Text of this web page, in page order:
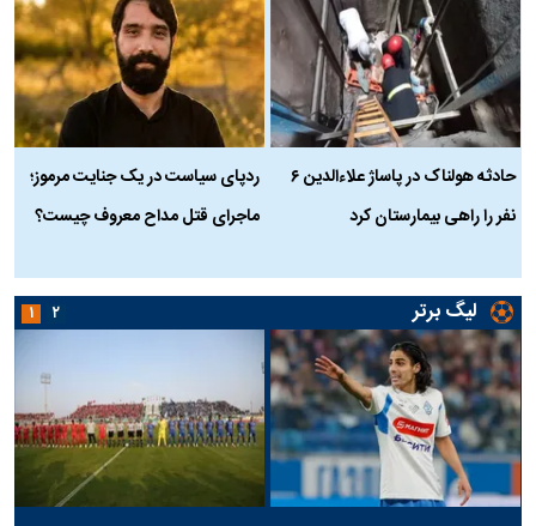
حادثه هولناک در پاساژ علاءالدین ۶
نفر را راهی بیمارستان کرد
ردپای سیاست در یک جنایت مرموز؛
ماجرای قتل مداح معروف چیست؟
لیگ برتر ۱ ۲